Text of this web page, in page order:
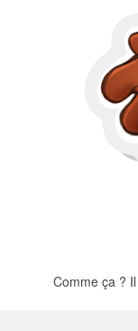
Comme ça ?